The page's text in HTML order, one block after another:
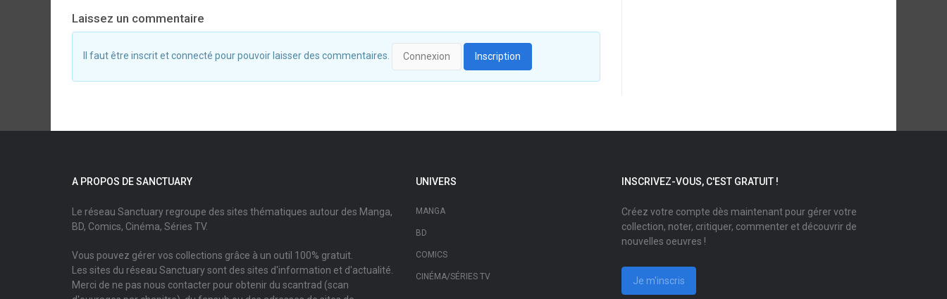
Laissez un commentaire
Il faut être inscrit et connecté pour pouvoir laisser des commentaires. Connexion Inscription
A PROPOS DE SANCTUARY
Le réseau Sanctuary regroupe des sites thématiques autour des Manga,
BD, Comics, Cinéma, Séries TV.
Vous pouvez gérer vos collections grâce à un outil 100% gratuit.
Les sites du réseau Sanctuary sont des sites d'information et d'actualité.
Merci de ne pas nous contacter pour obtenir du scantrad (scan
UNIVERS
MANGA
BD
COMICS
CINÉMA/SÉRIES TV
INSCRIVEZ-VOUS, C'EST GRATUIT !
Créez votre compte dès maintenant pour gérer votre
collection, noter, critiquer, commenter et découvrir de
nouvelles oeuvres !
Je m'inscris